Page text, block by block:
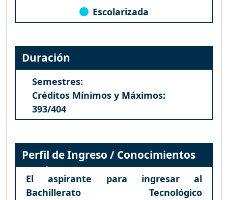
Escolarizada
Duración
Semestres:
Créditos Mínimos y Máximos:
393/404
Perfil de Ingreso / Conocimientos
Previos
El aspirante para ingresar al
Bachillerato Tecnológico